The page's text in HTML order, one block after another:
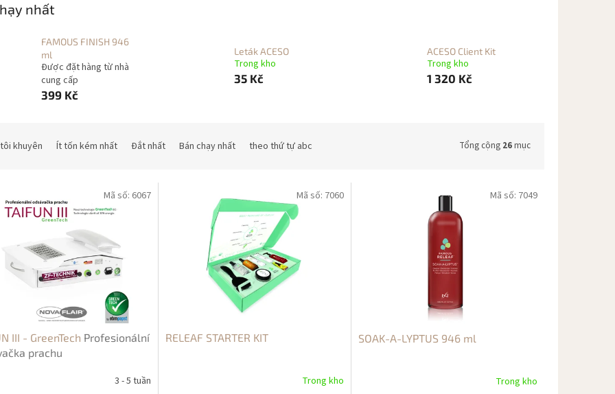
nhất
FAMOUS FINISH 946
ml
Được đặt hàng từ nhà
cung cấp
399 Kč
Leták ACESO
Trong kho
35 Kč
ACESO Client Kit
Trong kho
1 320 Kč
khuyên Ít tốn kém nhất Đắt nhất Bán chạy nhất theo thứ tự abc Tổng cộng 26mục
III - GreenTech Profesionální
prachu
3 - 5 tuần
Mã số: 6067
RELEAF STARTER KIT
Trong kho
Mã số: 7060
SOAK-A-LYPTUS 946 ml
Trong kho
Mã số: 7049